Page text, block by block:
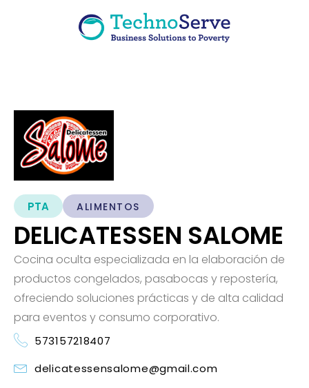
PTA ALIMENTOS
DELICATESSEN SALOME
Cocina oculta especializada en la elaboración de
productos congelados, pasabocas y repostería,
ofreciendo soluciones prácticas y de alta calidad
para eventos y consumo corporativo.
573157218407
delicatessensalome@gmail.com